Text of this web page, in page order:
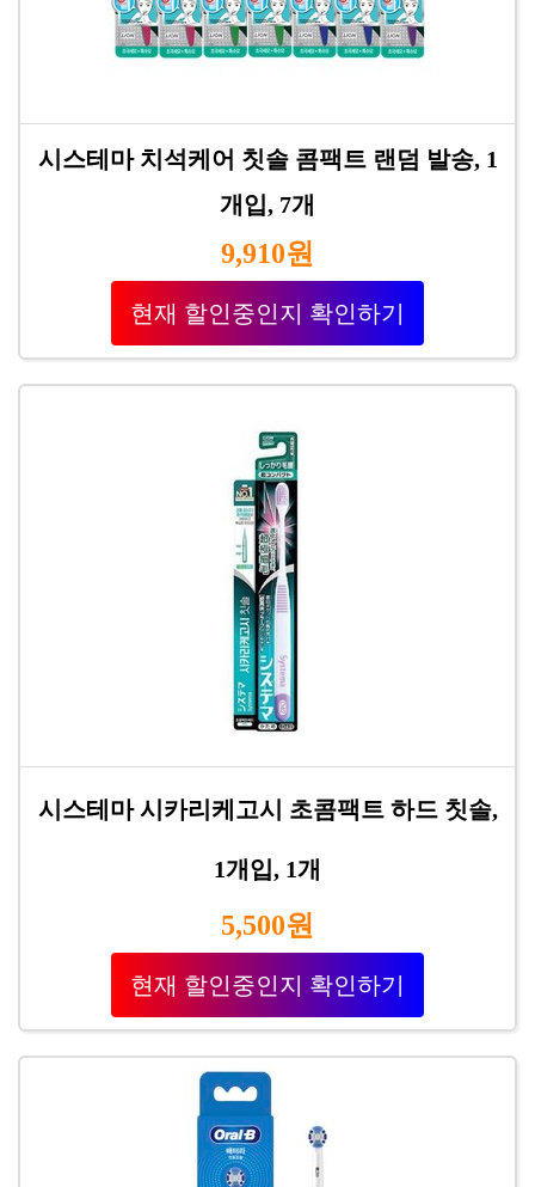
시스테마 치석케어 칫솔 콤팩트 랜덤 발송, 1
개입, 7개
9,910원
현재 할인중인지 확인하기
시스테마 시카리케고시 초콤팩트 하드 칫솔,
1개입, 1개
5,500원
현재 할인중인지 확인하기